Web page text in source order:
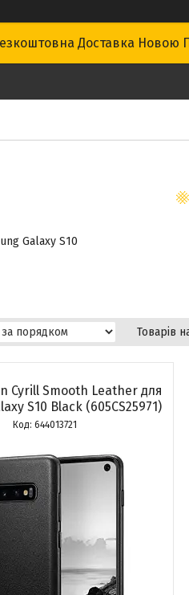
Доставка Новою
Galaxy S10
Cyrill Smooth Leather для
S10 Black (605CS25971)
644013721